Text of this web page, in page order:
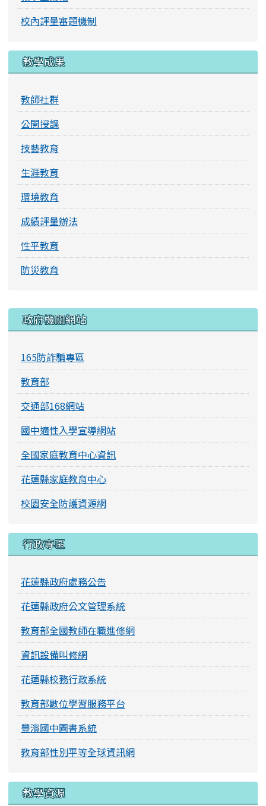
校內評量審題機制
教學成果
教師社群
公開授課
技藝教育
生涯教育
環境教育
成績評量辦法
性平教育
防災教育
右邊區域內容
政府機關網站
165防詐騙專區
教育部
交通部168網站
國中適性入學宣導網站
全國家庭教育中心資訊
花蓮縣家庭教育中心
校園安全防護資源網
行政專區
花蓮縣政府處務公告
花蓮縣政府公文管理系統
教育部全國教師在職進修網
資訊設備叫修網
花蓮縣校務行政系統
教育部數位學習服務平台
豐濱國中圖書系統
教育部性別平等全球資訊網
教學資源